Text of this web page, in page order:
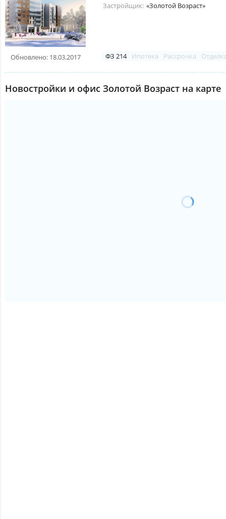
Обновлено: 18.03.2017
Застройщик: «Золотой Возраст»
ФЗ 214 Ипотека Рассрочка
Новостройки и офис Золотой Возраст на карте